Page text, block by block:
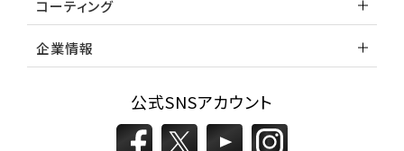
コーティング
企業情報
公式SNSアカウント